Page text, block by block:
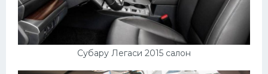
Субару Легаси 2015 салон